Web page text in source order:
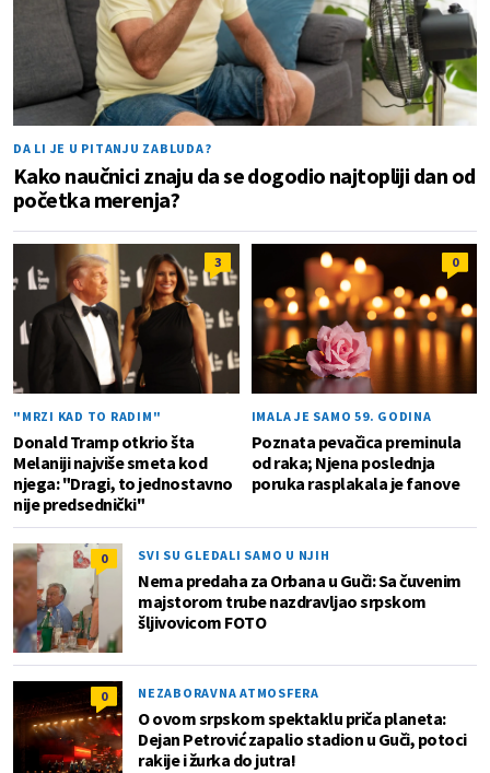
DA LI JE U PITANJU ZABLUDA?
Kako naučnici znaju da se dogodio najtopliji dan od
početka merenja?
3
"MRZI KAD TO RADIM"
Donald Tramp otkrio šta
Melaniji najviše smeta kod
njega: "Dragi, to jednostavno
nije predsednički"
0
IMALA JE SAMO 59. GODINA
Poznata pevačica preminula
od raka; Njena poslednja
poruka rasplakala je fanove
0 SVI SU GLEDALI SAMO U NJIH
Nema predaha za Orbana u Guči: Sa čuvenim
majstorom trube nazdravljao srpskom
šljivovicom FOTO
0 NEZABORAVNA ATMOSFERA
O ovom srpskom spektaklu priča planeta:
Dejan Petrović zapalio stadion u Guči, potoci
rakije i žurka do jutra!